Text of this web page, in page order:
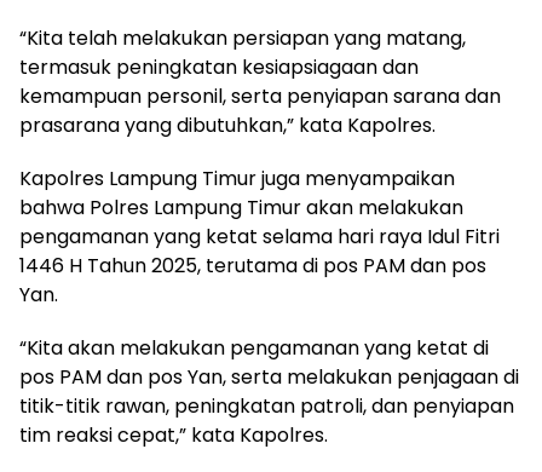
“Kita telah melakukan persiapan yang matang,
termasuk peningkatan kesiapsiagaan dan
kemampuan personil, serta penyiapan sarana dan
prasarana yang dibutuhkan,” kata Kapolres.
Kapolres Lampung Timur juga menyampaikan
bahwa Polres Lampung Timur akan melakukan
pengamanan yang ketat selama hari raya Idul Fitri
1446 H Tahun 2025, terutama di pos PAM dan pos
Yan.
“Kita akan melakukan pengamanan yang ketat di
pos PAM dan pos Yan, serta melakukan penjagaan di
titik-titik rawan, peningkatan patroli, dan penyiapan
tim reaksi cepat,” kata Kapolres.